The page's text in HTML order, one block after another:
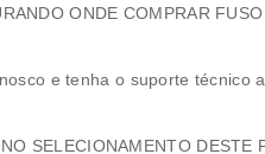
ONDE COMPRAR
e tenha o suporte técnico
SELECIONAMENTO DESTE